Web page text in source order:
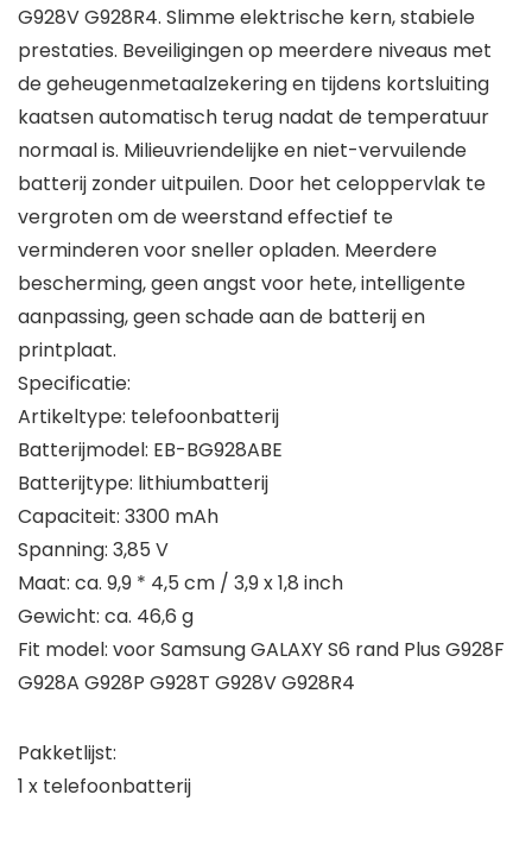
G928V G928R4. Slimme elektrische kern, stabiele
prestaties. Beveiligingen op meerdere niveaus met
de geheugenmetaalzekering en tijdens kortsluiting
kaatsen automatisch terug nadat de temperatuur
normaal is. Milieuvriendelijke en niet-vervuilende
batterij zonder uitpuilen. Door het celoppervlak te
vergroten om de weerstand effectief te
verminderen voor sneller opladen. Meerdere
bescherming, geen angst voor hete, intelligente
aanpassing, geen schade aan de batterij en
printplaat.
Specificatie:
Artikeltype: telefoonbatterij
Batterijmodel: EB-BG928ABE
Batterijtype: lithiumbatterij
Capaciteit: 3300 mAh
Spanning: 3,85 V
Maat: ca. 9,9 * 4,5 cm / 3,9 x 1,8 inch
Gewicht: ca. 46,6 g
Fit model: voor Samsung GALAXY S6 rand Plus G928F
G928A G928P G928T G928V G928R4
Pakketlijst:
1 x telefoonbatterij